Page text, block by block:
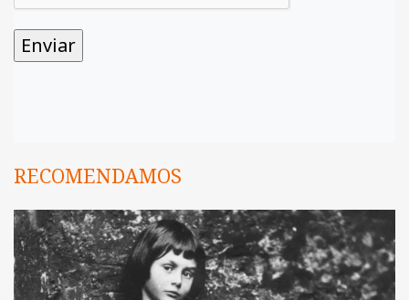
RECOMENDAMOS